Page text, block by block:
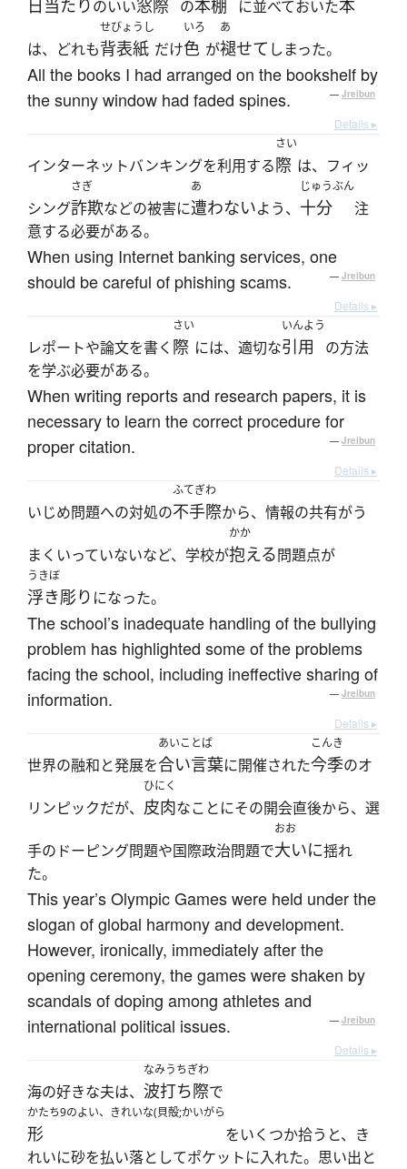
日当たりのいい窓際 の本棚 に並べておいた本
は、どれも
せびょうし
背表紙 だけ
いろ
色 が
あ
褪せて しまった。
All the books I had arranged on the bookshelf by
the sunny window had faded spines.
— Jreibun
Details ▸
インターネットバンキングを利用する
さい
際 は、フィッ
シング
さぎ
詐欺などの被害に
あ
遭わないよう、
じゅうぶん
十分
注
意する必要がある。
When using Internet banking services, one
should be careful of phishing scams.
— Jreibun
Details ▸
レポートや論文を書く
さい
際 には、適切な
いんよう
引用
の方法
を学ぶ必要がある。
When writing reports and research papers, it is
necessary to learn the correct procedure for
proper citation.
— Jreibun
Details ▸
いじめ問題への対処の
ふてぎわ
不手際から、情報の共有がう
まくいっていないなど、学校が
かか
抱える問題点が
うきぼ
浮き彫り になった。
The school’s inadequate handling of the bullying
problem has highlighted some of the problems
facing the school, including ineffective sharing of
information.
— Jreibun
Details ▸
世界の融和と発展を
あいことば
合い言葉に開催された
こんき
今季のオ
リンピックだが、
ひにく
皮肉なことにその開会直後から、選
手のドーピング問題や国際政治問題で
おお
大いに揺れ
た。
This year’s Olympic Games were held under the
slogan of global harmony and development.
However, ironically, immediately after the
opening ceremony, the games were shaken by
scandals of doping among athletes and
international political issues.
— Jreibun
Details ▸
海の好きな夫は、
なみうちぎわ
波打ち際で
かたち9のよい、きれいな(貝殻;かいがら
形
をいくつか拾うと、き
れいに砂を払い落としてポケットに入れた。思い出と